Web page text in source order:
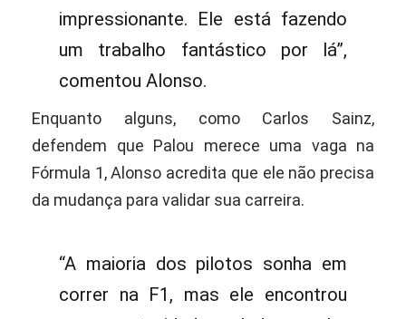
impressionante. Ele está fazendo
um trabalho fantástico por lá”,
comentou Alonso.
Enquanto alguns, como Carlos Sainz,
defendem que Palou merece uma vaga na
Fórmula 1, Alonso acredita que ele não precisa
da mudança para validar sua carreira.
“A maioria dos pilotos sonha em
correr na F1, mas ele encontrou